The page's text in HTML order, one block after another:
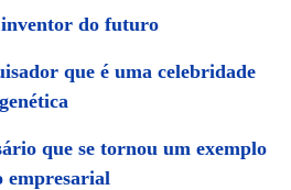
do futuro
que é uma celebridade
que se tornou um exemplo
empresarial